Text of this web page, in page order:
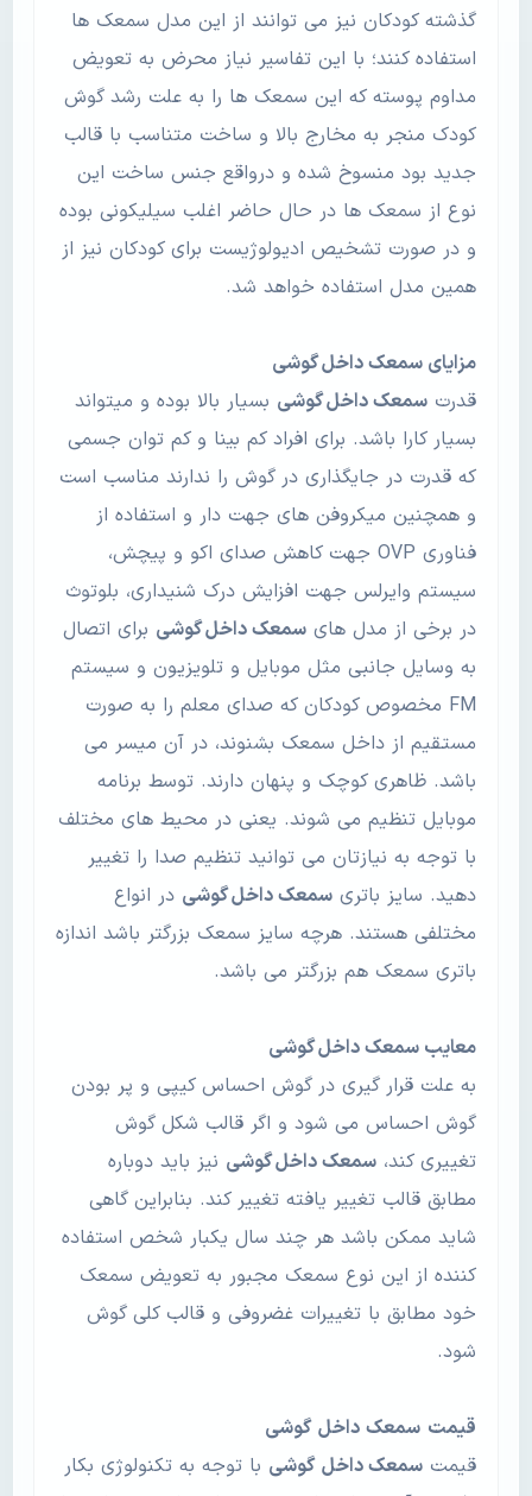
گذشته کودکان نیز می توانند از این مدل سمعک ها
استفاده کنند؛ با این تفاسیر نیاز محرض به تعویض
مداوم پوسته که این سمعک ها را به علت رشد گوش
کودک منجر به مخارج بالا و ساخت متناسب با قالب
جدید بود منسوخ شده و درواقع جنس ساخت این
نوع از سمعک ها در حال حاضر اغلب سیلیکونی بوده
و در صورت تشخیص ادیولوژیست برای کودکان نیز از
همین مدل استفاده خواهد شد.
مزایای سمعک داخل گوشی
قدرت سمعک داخل گوشی بسیار بالا بوده و میتواند
بسیار کارا باشد. برای افراد کم بینا و کم توان جسمی
که قدرت در جایگذاری در گوش را ندارند مناسب است
و همچنین میکروفن های جهت دار و استفاده از
فناوری OVP جهت کاهش صدای اکو و پیچش،
سیستم وایرلس جهت افزایش درک شنیداری، بلوتوث
در برخی از مدل های سمعک داخل گوشی برای اتصال
به وسایل جانبی مثل موبایل و تلویزیون و سیستم
FM مخصوص کودکان که صدای معلم را به صورت
مستقیم از داخل سمعک بشنوند، در آن میسر می
باشد. ظاهری کوچک و پنهان دارند. توسط برنامه
موبایل تنظیم می شوند. یعنی در محیط های مختلف
با توجه به نیازتان می توانید تنظیم صدا را تغییر
دهید. سایز باتری سمعک داخل گوشی در انواع
مختلفی هستند. هرچه سایز سمعک بزرگتر باشد اندازه
باتری سمعک هم بزرگتر می باشد.
معایب سمعک داخل گوشی
به علت قرار گیری در گوش احساس کیپی و پر بودن
گوش احساس می شود و اگر قالب شکل گوش
تغییری کند، سمعک داخل گوشی نیز باید دوباره
مطابق قالب تغییر یافته تغییر کند. بنابراین گاهی
شاید ممکن باشد هر چند سال یکبار شخص استفاده
کننده از این نوع سمعک مجبور به تعویض سمعک
خود مطابق با تغییرات غضروفی و قالب کلی گوش
شود.
قیمت سمعک داخل گوشی
قیمت سمعک داخل گوشی با توجه به تکنولوژی بکار